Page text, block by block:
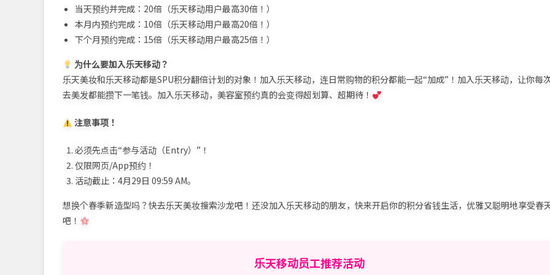
当天预约并完成：20倍（乐天移动用户最高30倍！）
本月内预约完成：10倍（乐天移动用户最高20倍！）
下个月预约完成：15倍（乐天移动用户最高25倍！）
为什么要加入乐天移动？
乐天美妆和乐天移动都是SPU积分翻倍计划的对象！加入乐天移动，连日常购物的积分都能一起“加成”！加入乐天移动，让你每
去美发都能攒下一笔钱。加入乐天移动，美容室预约真的会变得超划算、超期待！
注意事项！
必须先点击“参与活动（Entry）”！
仅限网页/App预约！
活动截止：4月29日 09:59 AM。
想换个春季新造型吗？快去乐天美妆搜索沙龙吧！还没加入乐天移动的朋友，快来开启你的积分省钱生活，优雅又聪明地享受春
吧！
乐天移动员工推荐活动